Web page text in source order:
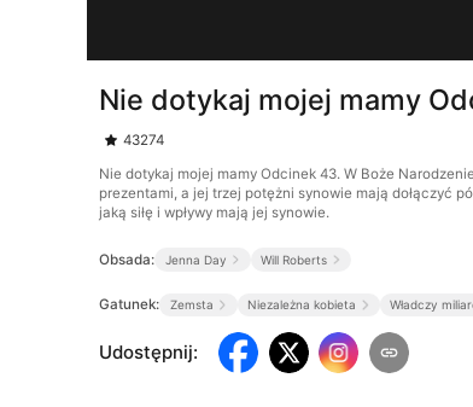
Nie dotykaj mojej mamy
43274
Nie dotykaj mojej mamy Odcinek 43. W Boże
prezentami, a jej trzej potężni synowie mają dołączyć
jaką siłę i wpływy mają jej synowie.
Obsada: Jenna Day Will Roberts
Gatunek: Zemsta Niezależna kobieta Władczy
Udostępnij: